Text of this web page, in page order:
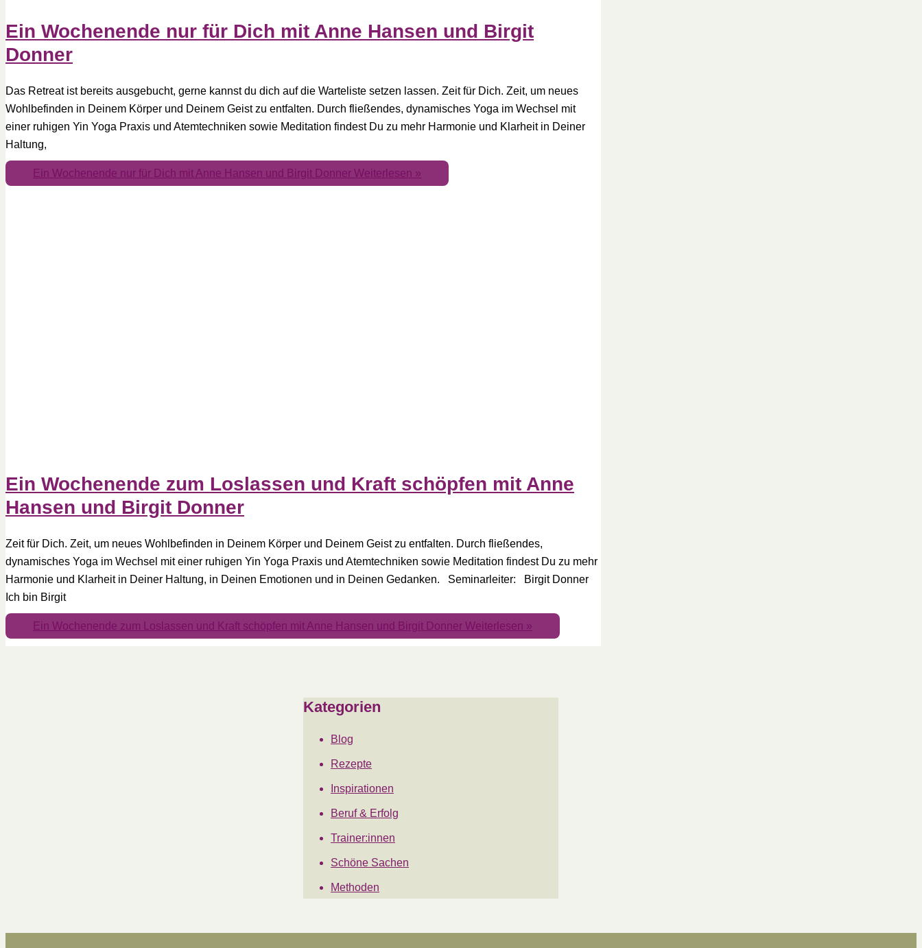
Ein Wochenende nur für Dich mit Anne Hansen und Birgit
Donner
Das Retreat ist bereits ausgebucht, gerne kannst du dich auf die Warteliste setzen lassen. Zeit für Dich. Zeit, um neues
Wohlbefinden in Deinem Körper und Deinem Geist zu entfalten. Durch fließendes, dynamisches Yoga im Wechsel mit
einer ruhigen Yin Yoga Praxis und Atemtechniken sowie Meditation findest Du zu mehr Harmonie und Klarheit in Deiner
Haltung,
Ein Wochenende nur für Dich mit Anne Hansen und Birgit Donner Weiterlesen »
Ein Wochenende zum Loslassen und Kraft schöpfen mit Anne
Hansen und Birgit Donner
Zeit für Dich. Zeit, um neues Wohlbefinden in Deinem Körper und Deinem Geist zu entfalten. Durch fließendes,
dynamisches Yoga im Wechsel mit einer ruhigen Yin Yoga Praxis und Atemtechniken sowie Meditation findest Du zu mehr
Harmonie und Klarheit in Deiner Haltung, in Deinen Emotionen und in Deinen Gedanken. Seminarleiter: Birgit Donner
Ich bin Birgit
Ein Wochenende zum Loslassen und Kraft schöpfen mit Anne Hansen und Birgit Donner Weiterlesen »
Kategorien
Blog
Rezepte
Inspirationen
Beruf & Erfolg
Trainer:innen
Schöne Sachen
Methoden